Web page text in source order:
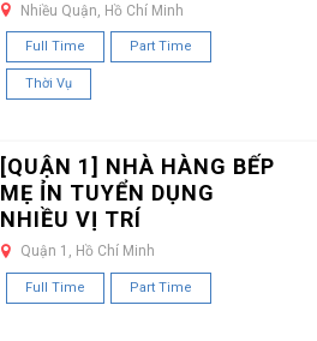
Nhiều Quận, Hồ Chí Minh
Full Time Part Time
Thời Vụ
[QUẬN 1] NHÀ HÀNG BẾP
MẸ ỈN TUYỂN DỤNG
NHIỀU VỊ TRÍ
Quận 1, Hồ Chí Minh
Full Time Part Time